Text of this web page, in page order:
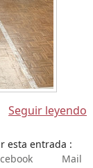
Seguir leyendo
esta entrada :
Mail